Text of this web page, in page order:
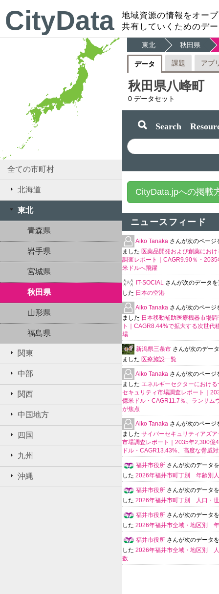
CityData
地域資源の情報をオー
共有していくためのデ
全ての市町村
北海道
東北
青森県
岩手県
宮城県
秋田県
山形県
福島県
関東
中部
関西
中国地方
四国
九州
沖縄
東北 秋田県
データ 課題 アプ
秋田県八峰町
0 データセット
Search
CityData.jpへの掲載
ニュースフィード
Aiko Tanaka さんが次のページ
ました 医薬品開発および創薬にお
調査レポート｜CAGR9.90％・
米ドルへ飛躍
IT-SOCIAL さんが次のデータ
した 日本の空港
Aiko Tanaka さんが次のページ
ました 日本移動補助医療機器市場
ト｜CAGR8.44%で拡大する次世代
場
新潟県三条市 さんが次のデー
ました 医療施設一覧
Aiko Tanaka さんが次のページ
ました エネルギーセクターにおけ
セキュリティ市場調査レポート｜
億米ドル・CAGR11.7％、ランサム
が焦点
Aiko Tanaka さんが次のページ
ました サイバーセキュリティアズア
市場調査レポート｜2035年2,300億
ドル・CAGR13.43%、高度な脅威
福井市役所 さんが次のデータ
した 2026年福井市町丁別 年齢別
福井市役所 さんが次のデータ
した 2026年福井市町丁別 人口・
福井市役所 さんが次のデータ
した 2026年福井市全域・地区別
福井市役所 さんが次のデータ
した 2026年福井市全域・地区別
数